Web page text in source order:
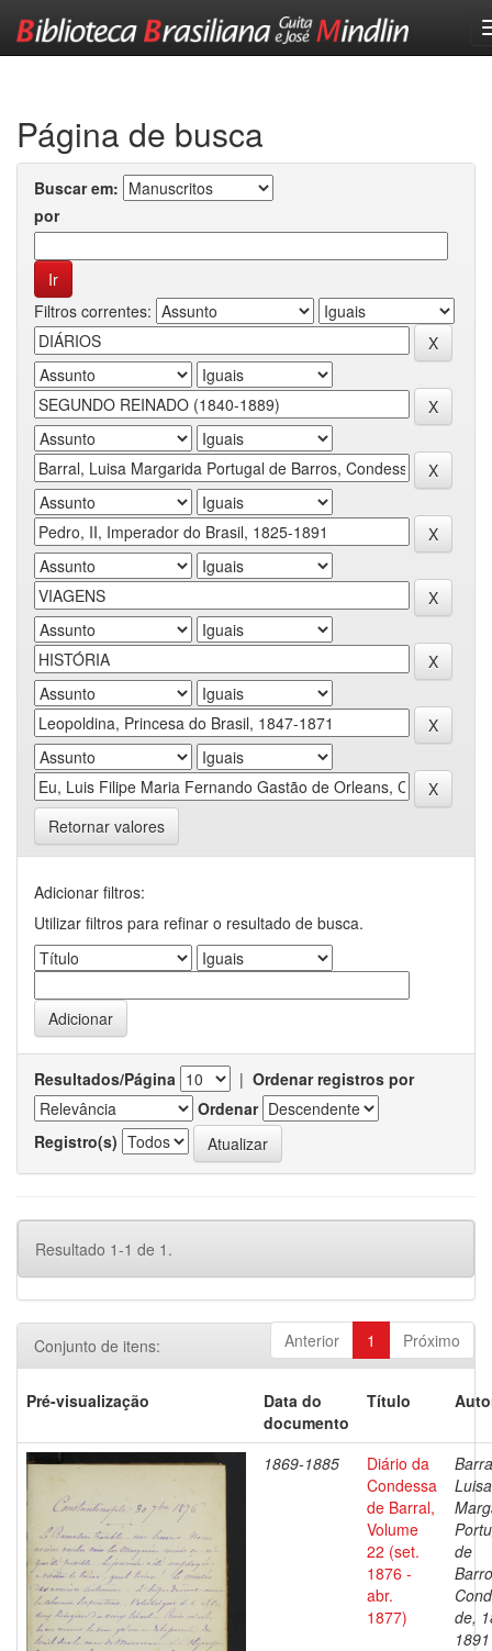
Página de busca
Buscar em:
por
Filtros correntes:
Retornar valores
Adicionar filtros:
Utilizar filtros para refinar o resultado de busca.
Resultados/Página | Ordenar registros por
Ordenar
Registro(s)
Resultado 1-1 de 1.
Anterior 1 Próximo
Conjunto de itens:
Pré-visualização
Data do
documento
Título
1869-1885
Diário da
Condessa
de Barral,
Volume
22 (set.
1876 -
abr.
1877)
Luisa
de
de,
1891